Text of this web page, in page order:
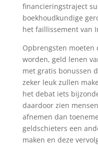
financieringstraject
boekhoudkundige
het faillissement van
Opbrengsten moeten
worden, geld lenen
met gratis bonussen
zeker leuk zullen
het debat iets
daardoor zien
afnemen dan
geldschieters een
maken en deze